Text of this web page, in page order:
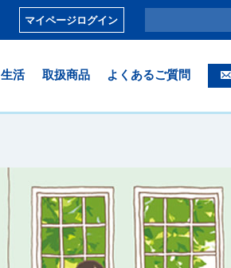
マイページログイン
生活 取扱商品 よくあるご質問